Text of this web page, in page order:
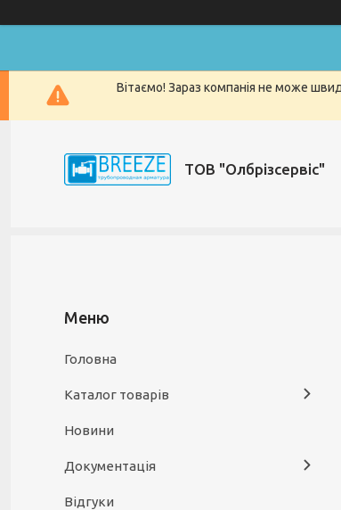
Вітаємо! Зараз компанія не може
ТОВ "Олбрізсервіс"
Головна
Каталог товарів
Новини
Документація
Відгуки